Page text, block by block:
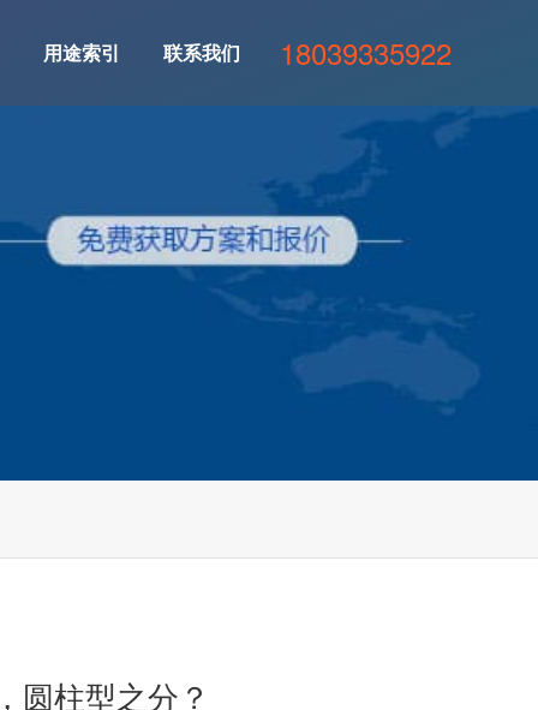
用途索引 联系我们 18039335922
圆柱型之分？